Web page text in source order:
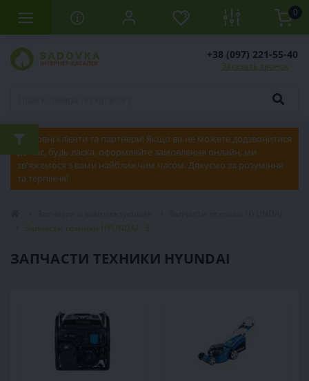
0
+38 (097) 221-55-40
Заказать звонок
Шановні клієнти та партнери! Якщо ви не можете додзвонитися
до нас, будь ласка, оформляйте замовлення онлайн, ми
зв'яжемося з вами найближчим часом. Дякуємо за розуміння
та терпіння!
Запчасти техники HYUNDAI - 3
ЗАПЧАСТИ ТЕХНИКИ HYUNDAI